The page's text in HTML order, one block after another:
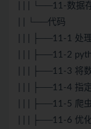
| | | └──11-数据
| | └──代码
| | | ├──11-1 处
| | | ├──11-2
| | | ├──11-3 将
| | | ├──11-4 指
| | | ├──11-5 爬
| | | ├──11-6 优